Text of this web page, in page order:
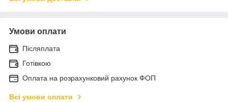
Умови оплати
Післяплата
Готівкою
Оплата на розрахунковий рахунок ФОП
Всі умови оплати